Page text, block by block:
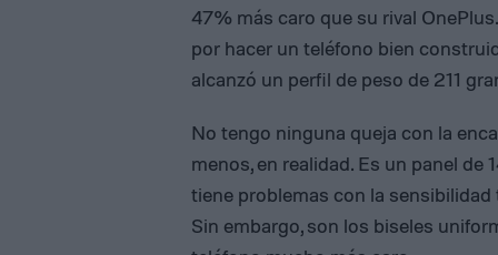
47% más caro que su rival
por hacer un teléfono bien
alcanzó un perfil de peso de 211
No tengo ninguna queja con la
menos, en realidad. Es un panel
tiene problemas con la
Sin embargo, son los biseles